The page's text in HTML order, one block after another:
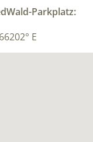
Parkplatz:
E